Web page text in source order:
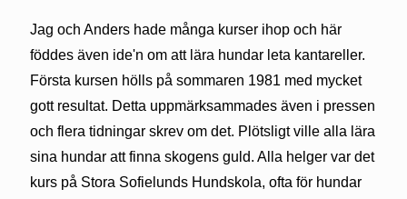
Jag och Anders hade många kurser ihop och här
föddes även ide'n om att lära hundar leta kantareller.
Första kursen hölls på sommaren 1981 med mycket
gott resultat. Detta uppmärksammades även i pressen
och flera tidningar skrev om det. Plötsligt ville alla lära
sina hundar att finna skogens guld. Alla helger var det
kurs på Stora Sofielunds Hundskola, ofta för hundar